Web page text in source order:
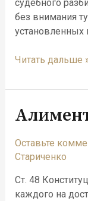
судебного
без внимания
установленных
Читать дальше
Оставьте
Стариченко
Ст. 48
каждого на
Алименты
супругов